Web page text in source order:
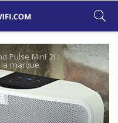
Pulse Mini 2i :
la marque